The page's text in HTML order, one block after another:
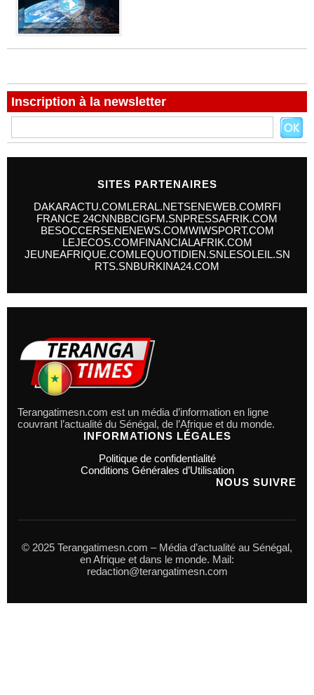
Inscription à la newsletter
SITES PARTENAIRES
DAKARACTU.COMLERAL.NETSENEWEB.COMRFI
FRANCE 24CNNBBCIGFM.SNPRESSAFRIK.COM
BESOCCERSENENEWS.COMWIWSPORT.COM
LEJECOS.COMFINANCIALAFRIK.COM
JEUNEAFRIQUE.COMLEQUOTIDIEN.SNLESOLEIL.SN
RTS.SNBURKINA24.COM
Terangatimesn.com est un média d’information en ligne
couvrant l’actualité du Sénégal, de l’Afrique et du monde.
INFORMATIONS LÉGALES
Politique de confidentialité
Conditions Générales d’Utilisation
NOUS SUIVRE
© 2025 Terangatimesn.com – Média d’actualité au Sénégal,
en Afrique et dans le monde. Mail:
redaction@terangatimesn.com